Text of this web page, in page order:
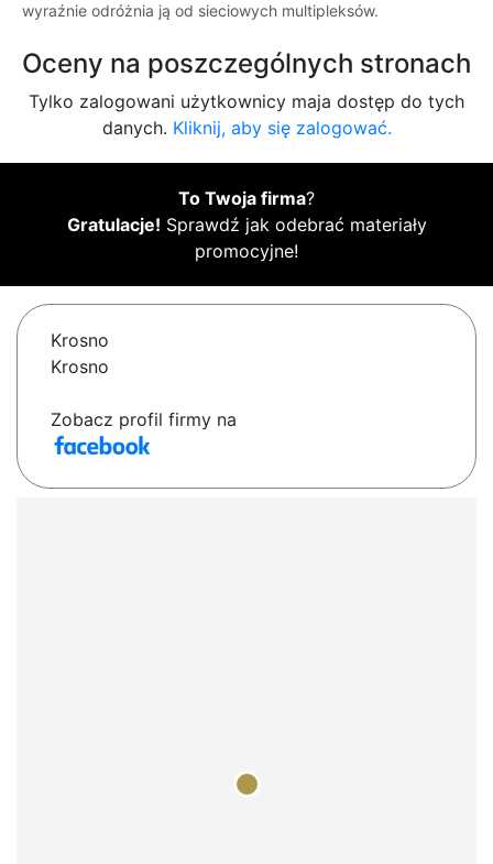
wyraźnie odróżnia ją od sieciowych multipleksów.
Oceny na poszczególnych stronach
Tylko zalogowani użytkownicy maja dostęp do tych
danych. Kliknij, aby się zalogować.
To Twoja firma?
Gratulacje! Sprawdź jak odebrać materiały
promocyjne!
Krosno
Krosno
Zobacz profil firmy na